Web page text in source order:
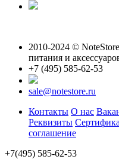
2010-2024 ©
питания и
+7 (495) 585-62-53
sale@notestore.ru
Контакты О нас
Реквизиты
соглашение
+7(495) 585-62-53